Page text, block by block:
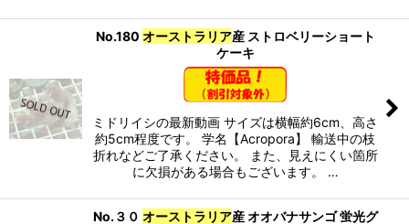
No.180 オーストラリア産 ストロベリーショート
ケーキ
ミドリイシの最新動画 サイズは横幅約6cm、高さ
約5cm程度です。 学名【Acropora】 輸送中の枝
折れなどご了承ください。 また、見えにくい箇所
に欠損がある場合もございます。 …
No.３０ オーストラリア産 オオバナサンゴ 蛍光グ